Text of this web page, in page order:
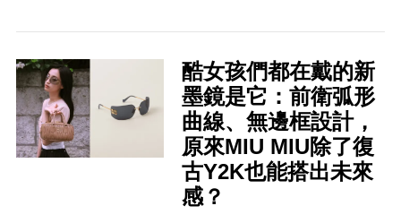
酷女孩們都在戴的新
墨鏡是它：前衛弧形
曲線、無邊框設計，
原來MIU MIU除了復
古Y2K也能搭出未來
感？